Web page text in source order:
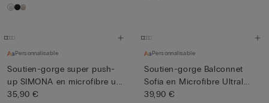
Personnalisable
Soutien-gorge super push-
up SIMONA en microfibre u...
35,90 €
Personnalisable
Soutien-gorge Balconnet
Sofia en Microfibre Ultral...
39,90 €